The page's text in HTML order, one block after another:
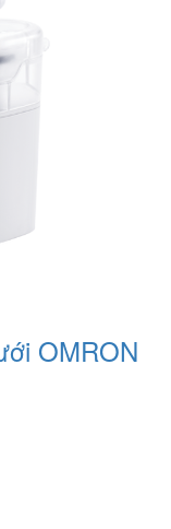
OMRON